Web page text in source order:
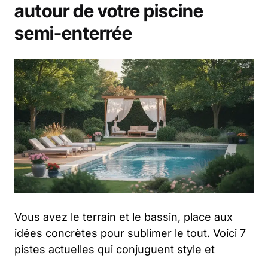
autour de votre piscine
semi-enterrée
Vous avez le terrain et le bassin, place aux
idées concrètes pour sublimer le tout. Voici 7
pistes actuelles qui conjuguent style et